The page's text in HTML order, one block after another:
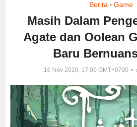
Berita • Game
Masih Dalam
Agate dan Oolean
Baru
16 Nov 2020, 17:00 GMT+0700